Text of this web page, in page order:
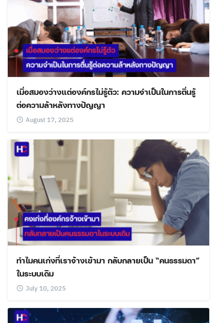
เมื่อสมองว่างแต่องค์กรไม่รู้ตัว: ความจำเป็นในการตื่นรู้
ต่อความล้าหลังทางปัญญา
August 17, 2025
ทำไมคนเก่งที่เราจ้างเข้ามา กลับกลายเป็น “คนธรรมดา”
ในระบบเดิม
July 10, 2025